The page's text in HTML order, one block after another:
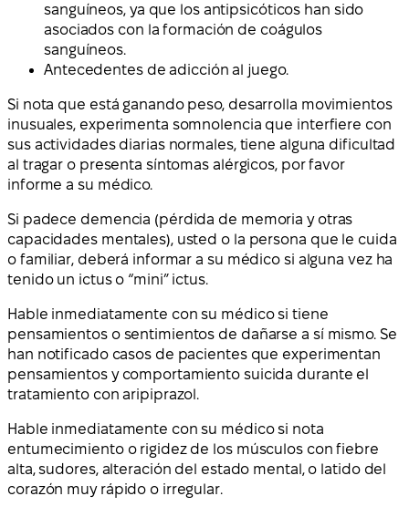
sanguíneos, ya que los antipsicóticos han sido
asociados con la formación de coágulos
sanguíneos.
Antecedentes de adicción al juego.
Si nota que está ganando peso, desarrolla movimientos
inusuales, experimenta somnolencia que interfiere con
sus actividades diarias normales, tiene alguna dificultad
al tragar o presenta síntomas alérgicos, por favor
informe a su médico.
Si padece demencia (pérdida de memoria y otras
capacidades mentales), usted o la persona que le cuida
o familiar, deberá informar a su médico si alguna vez ha
tenido un ictus o “mini” ictus.
Hable inmediatamente con su médico si tiene
pensamientos o sentimientos de dañarse a sí mismo. Se
han notificado casos de pacientes que experimentan
pensamientos y comportamiento suicida durante el
tratamiento con aripiprazol.
Hable inmediatamente con su médico si nota
entumecimiento o rigidez de los músculos con fiebre
alta, sudores, alteración del estado mental, o latido del
corazón muy rápido o irregular.